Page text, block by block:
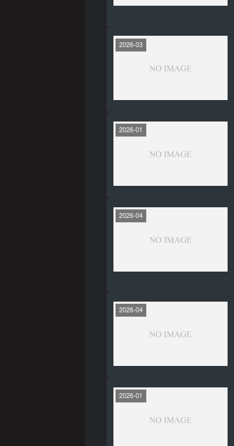
2026-03
2026-01
2026-04
2026-04
2026-01